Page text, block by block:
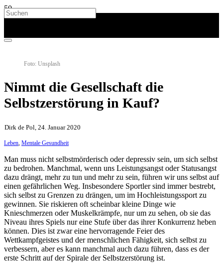
Foto: Unsplash
Nimmt die Gesellschaft die
Selbstzerstörung in Kauf?
Dirk de Pol, 24. Januar 2020
Leben, Mentale Gesundheit
Man muss nicht selbstmörderisch oder depressiv sein, um sich selbst
zu bedrohen. Manchmal, wenn uns Leistungsangst oder Statusangst
dazu drängt, mehr zu tun und mehr zu sein, führen wir uns selbst auf
einen gefährlichen Weg. Insbesondere Sportler sind immer bestrebt,
sich selbst zu Grenzen zu drängen, um im Hochleistungssport zu
gewinnen. Sie riskieren oft scheinbar kleine Dinge wie
Knieschmerzen oder Muskelkrämpfe, nur um zu sehen, ob sie das
Niveau ihres Spiels nur eine Stufe über das ihrer Konkurrenz heben
können. Dies ist zwar eine hervorragende Feier des
Wettkampfgeistes und der menschlichen Fähigkeit, sich selbst zu
verbessern, aber es kann manchmal auch dazu führen, dass es der
erste Schritt auf der Spirale der Selbstzerstörung ist.